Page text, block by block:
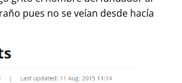
pues no se veían desde hacía